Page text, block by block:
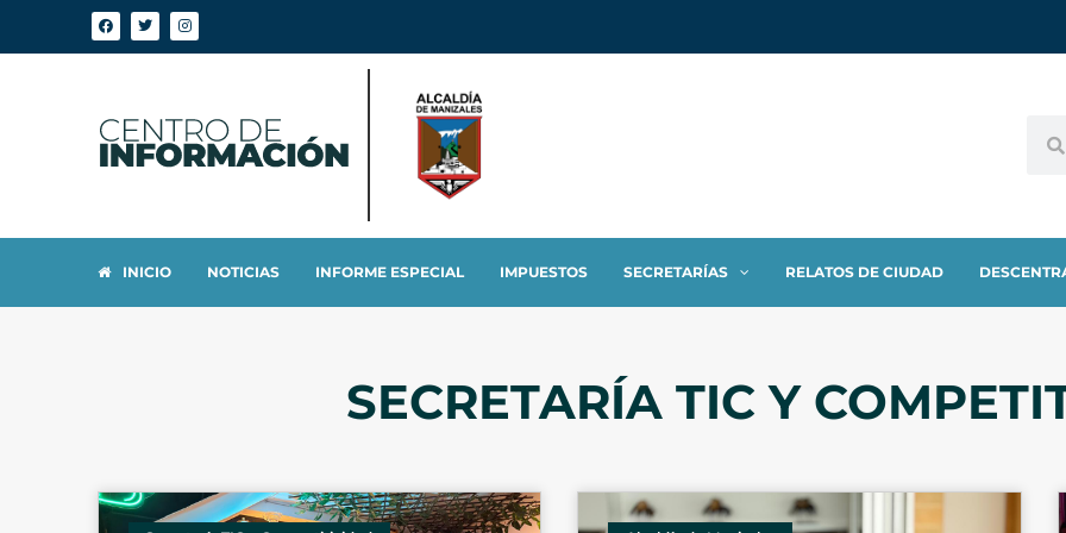
INICIO NOTICIAS INFORME ESPECIAL IMPUESTOS SECRETARÍAS RELATOS DE CIUDAD
SECRETARÍA TIC Y